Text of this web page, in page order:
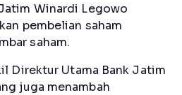
Winardi Legowo
pembelian saham
saham.
Direktur Utama Bank Jatim
juga menambah